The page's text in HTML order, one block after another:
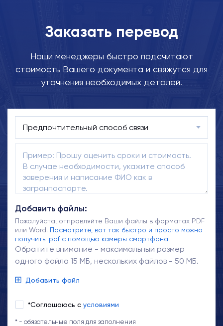
Заказать перевод
Наши менеджеры быстро подсчитают
стоимость Вашего документа и свяжутся для
уточнения необходимых деталей.
Добавить файлы:
Пожалуйста, отправляйте Ваши файлы в форматах PDF
или Word. Посмотрите, вот так быстро и просто можно
получить .pdf с помощью камеры смартфона!
Обратите внимание - максимальный размер
одного файла 15 МБ, нескольких файлов - 50 МБ.
Добавить файл
*Соглашаюсь с условиями
* - обязательные поля для заполнения